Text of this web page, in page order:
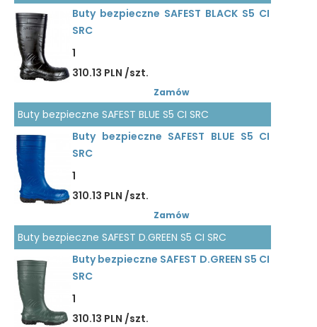
Buty bezpieczne SAFEST BLACK S5 CI
SRC
1
310.13 PLN /szt.
Zamów
Buty bezpieczne SAFEST BLUE S5 CI SRC
Buty bezpieczne SAFEST BLUE S5 CI
SRC
1
310.13 PLN /szt.
Zamów
Buty bezpieczne SAFEST D.GREEN S5 CI SRC
Buty bezpieczne SAFEST D.GREEN S5 CI
SRC
1
310.13 PLN /szt.